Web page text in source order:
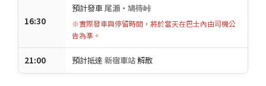
16:30
預計發車尾瀨・鳩待峠
※實際發車與停留時間，將於當天在巴士內由司機公
告為準。
21:00 預計抵達 新宿車站解散